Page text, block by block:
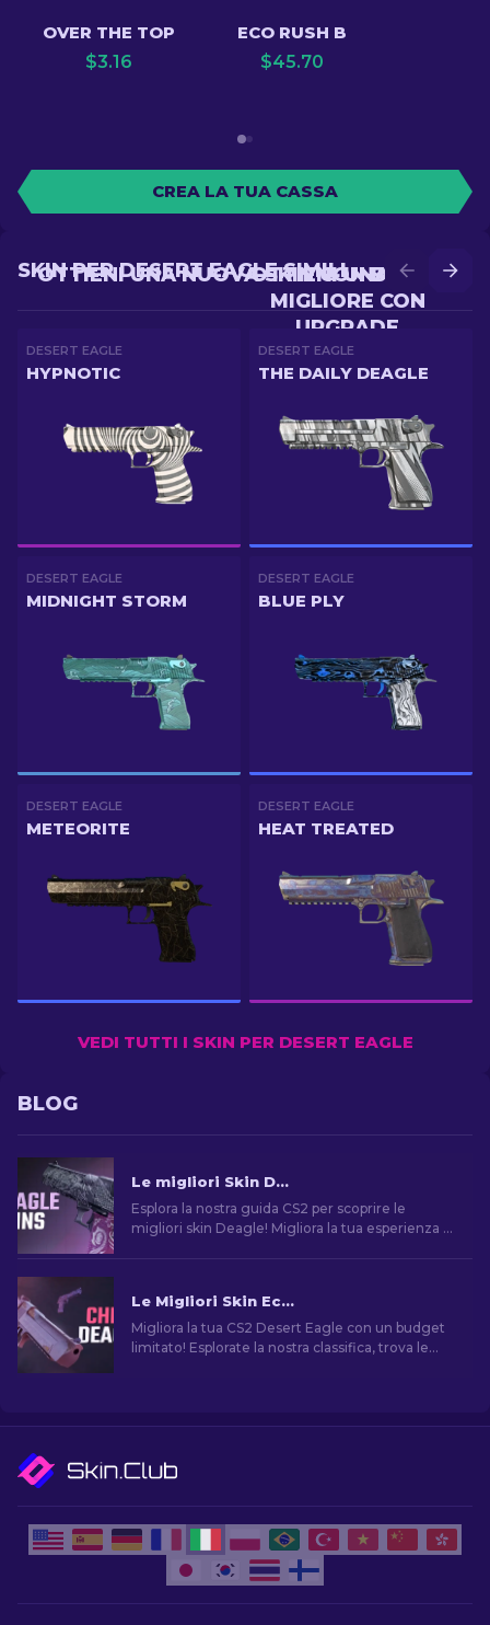
OVER THE TOP
$3.16
ECO RUSH B
$45.70
CREA LA TUA CASSA
OTTIENI UNA SKIN
MIGLIORE CON
UPGRADE
OTTIENI UNA NUOVA SKIN CON BATTLE
SKIN PER DESERT EAGLE SIMILI
DESERT EAGLE
HYPNOTIC
DESERT EAGLE
THE DAILY DEAGLE
DESERT EAGLE
MIDNIGHT STORM
DESERT EAGLE
BLUE PLY
DESERT EAGLE
METEORITE
DESERT EAGLE
HEAT TREATED
VEDI TUTTI I SKIN PER DESERT EAGLE
BLOG
Le migliori Skin Deagle in CS2 [2026]
Esplora la nostra guida CS2 per scoprire le
migliori skin Deagle! Migliora la tua esperienza di
Le Migliori Skin Economiche per Desert Eagle di CS2
Migliora la tua CS2 Desert Eagle con un budget
limitato! Esplorate la nostra classifica, trova le